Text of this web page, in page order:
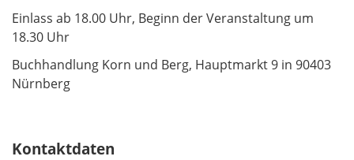
Einlass ab 18.00 Uhr, Beginn der Veranstaltung um
18.30 Uhr
Buchhandlung Korn und Berg, Hauptmarkt 9 in 90403
Nürnberg
Kontaktdaten